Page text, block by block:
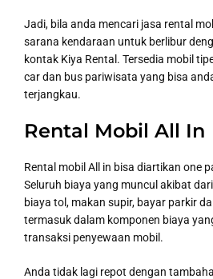
Jadi, bila anda mencari jasa rental
sarana kendaraan untuk berlibur
kontak Kiya Rental. Tersedia mobil
car dan bus pariwisata yang bisa
terjangkau.
Rental Mobil All In
Rental mobil All in bisa diartikan one
Seluruh biaya yang muncul akibat
biaya tol, makan supir, bayar parkir
termasuk dalam komponen biaya
transaksi penyewaan mobil.
Anda tidak lagi repot dengan